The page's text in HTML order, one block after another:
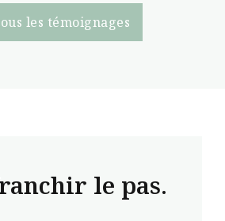
les témoignages
le pas.